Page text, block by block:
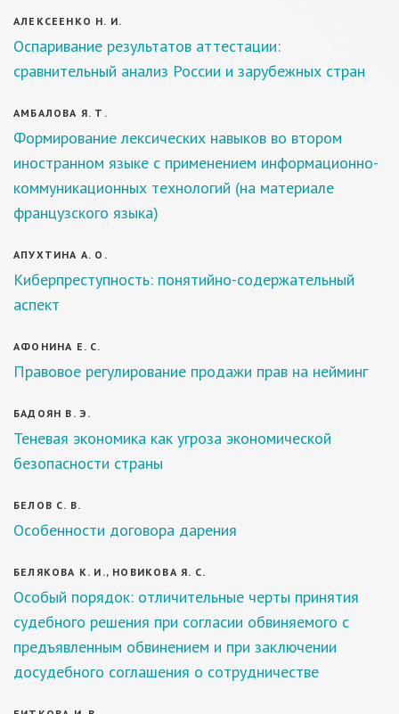
АЛЕКСЕЕНКО Н. И.
Оспаривание результатов аттестации:
сравнительный анализ России и зарубежных стран
АМБАЛОВА Я. Т.
Формирование лексических навыков во втором
иностранном языке с применением информационно-
коммуникационных технологий (на материале
французского языка)
АПУХТИНА А. О.
Киберпреступность: понятийно-содержательный
аспект
АФОНИНА Е. С.
Правовое регулирование продажи прав на нейминг
БАДОЯН В. Э.
Теневая экономика как угроза экономической
безопасности страны
БЕЛОВ С. В.
Особенности договора дарения
БЕЛЯКОВА К. И., НОВИКОВА Я. С.
Особый порядок: отличительные черты принятия
судебного решения при согласии обвиняемого с
предъявленным обвинением и при заключении
досудебного соглашения о сотрудничестве